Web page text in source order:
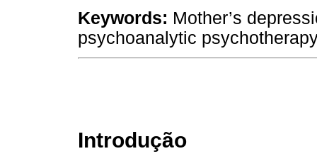
Keywords: Mother’s
psychoanalytic
Introdução